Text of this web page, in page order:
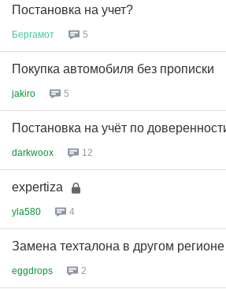
Постановка на учет?
Бергамот 5
Покупка автомобиля без прописки
jakiro 5
Постановка на учёт по
darkwoox 12
expertiza
yla580 4
Замена техталона в другом регионе
eggdrops 2